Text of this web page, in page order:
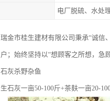
电厂脱硫、水处
瑞金市桂生建材有限公司秉承“诚信
户；始终坚持以“想顾客之所想，急
石灰杀野杂鱼
生石灰一亩50-100斤+茶麸一亩20-